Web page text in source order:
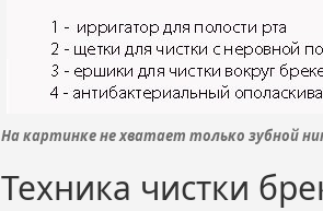
На картинке не хватает только зубной
Техника чистки